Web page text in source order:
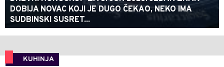
DOBIJA NOVAC KOJI JE DUGO ČEKAO, NEKO IMA
SUDBINSKI SUSRET...
KUHINJA